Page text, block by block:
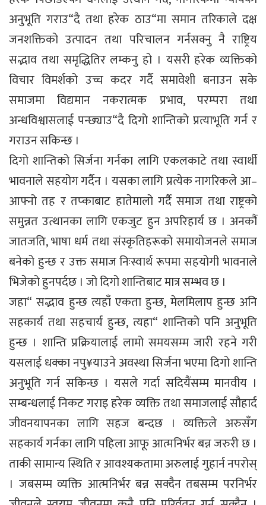
अनुभूति गराउ“दै तथा हरेक ठाउ“मा समान तरिकाले दक्ष
जनशक्तिको उत्पादन तथा परिचालन गर्नसक्नु नै राष्ट्रिय
सद्भाव तथा समृद्धितिर लम्कनु हो । यसरी हरेक व्यक्तिको
विचार विमर्शको उच्च कदर गर्दै समावेशी बनाउन सके
समाजमा विद्यमान नकरात्मक प्रभाव, परम्परा तथा
अन्धविश्वासलाई पन्छ्याउ“दै दिगो शान्तिको प्रत्याभूति गर्न र
गराउन सकिन्छ ।
दिगो शान्तिको सिर्जना गर्नका लागि एकलकाटे तथा स्वार्थी
भावनाले सहयोग गर्दैन । यसका लागि प्रत्येक नागरिकले आ–
आफ्नो तह र तप्काबाट हातेमालो गर्दै समाज तथा राष्ट्रको
समुन्नत उत्थानका लागि एकजुट हुन अपरिहार्य छ । अनकौं
जातजति, भाषा धर्म तथा संस्कृतिहरूको समायोजनले समाज
बनेको हुन्छ र उक्त समाज निःस्वार्थ रूपमा सहयोगी भावनाले
भिजेको हुनपर्दछ । जो दिगो शान्तिबाट मात्र सम्भव छ ।
जहा“ सद्भाव हुन्छ त्यहाँ एकता हुन्छ, मेलमिलाप हुन्छ अनि
सहकार्य तथा सहचार्य हुन्छ, त्यहा“ शान्तिको पनि अनुभूति
हुन्छ । शान्ति प्रक्रियालाई लामो समयसम्म जारी रहने गरी
यसलाई धक्का नपु¥याउने अवस्था सिर्जना भएमा दिगो शान्ति
अनुभूति गर्न सकिन्छ । यसले गर्दा सदियैंसम्म मानवीय ।
सम्बन्धलाई निकट गराइ हरेक व्यक्ति तथा समाजलाई सौहार्द
जीवनयापनका लागि सहज बन्दछ । व्यक्तिले अरुसँग
सहकार्य गर्नका लागि पहिला आफू आत्मनिर्भर बन्न जरुरी छ ।
ताकी सामान्य स्थिति र आवश्यकतामा अरुलाई गुहार्न नपरोस्
। जबसम्म व्यक्ति आत्मनिर्भर बन्न सक्दैन तबसम्म परनिर्भर